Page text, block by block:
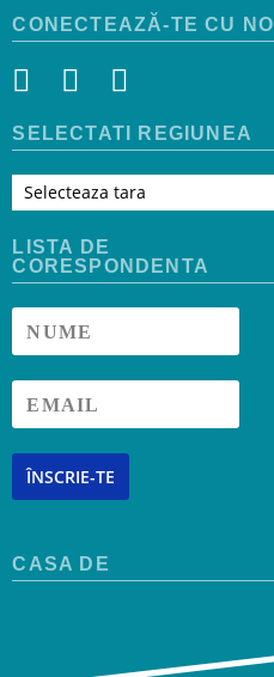
CONECTEAZĂ-TE CU NOI
SELECTATI REGIUNEA
Selecteaza tara
LISTA DE
CORESPONDENTA
ÎNSCRIE-TE
CASA DE